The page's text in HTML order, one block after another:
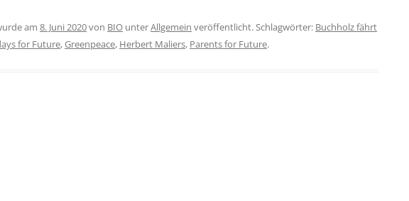
am 8. Juni 2020von BIO unterAllgemein veröffentlicht. Schlagwörter: Buchholz fährt
for Future,Greenpeace, Herbert Maliers, Parents for Future.